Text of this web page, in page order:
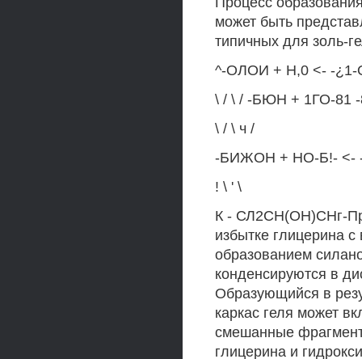
может быть
типичных для золь-
^-ОЛОИ + Н,0 <- -¿1-
\ / \ / -БЮН + 1ГО-81
\ / \ ч /
-БИЖОН + НО-Б!- <-
! \ ' \
К - СЛ2СН(ОН)СНг-
избытке глицерина
образованием
конденсируются в
Образующийся в
каркас геля может
смешанные
глицерина и